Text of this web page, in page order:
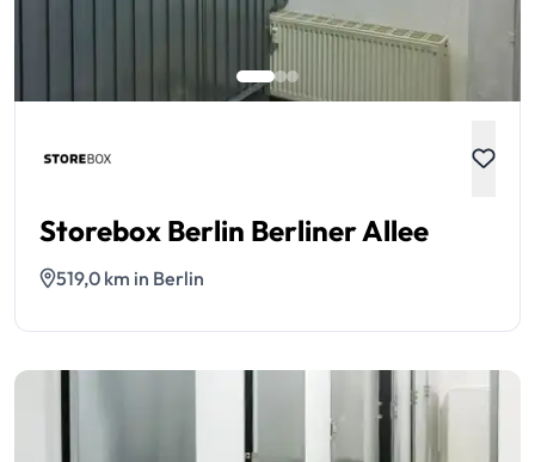
Storebox Berlin Berliner Allee
519,0 km in Berlin